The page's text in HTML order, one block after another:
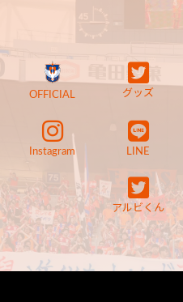
OFFICIAL グッズ
Instagram LINE
アルビくん